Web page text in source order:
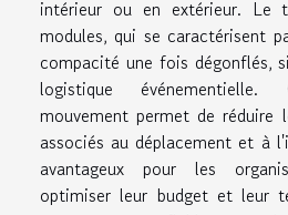
intérieur ou en extérieur. Le
modules, qui se caractérisent
compacité une fois dégonflés,
logistique
mouvement permet de
associés au déplacement et à
avantageux pour les
optimiser leur budget et leur